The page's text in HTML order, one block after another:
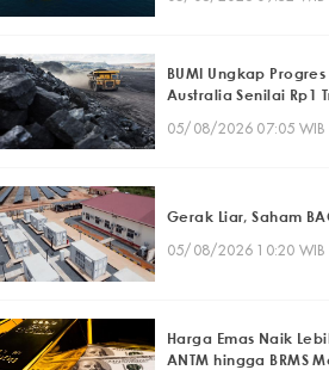
BUMI Ungkap
Australia Senilai Rp1
05/08/2026 07:05 WIB
Gerak Liar, Saham
05/08/2026 10:20 WIB
Harga Emas Naik
ANTM hingga BRMS